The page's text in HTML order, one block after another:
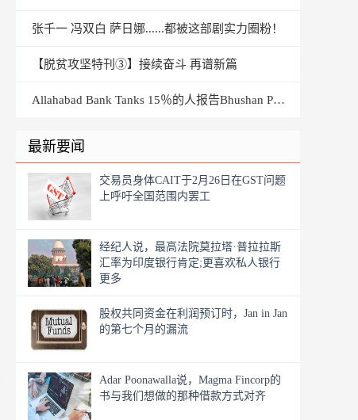
张千一 冯双白 萨日娜......都被这部剧实力圈粉！
【脱贫攻坚特刊③】接续奋斗 再谱新篇
Allahabad Bank Tanks 15％的人报告Bhushan Power＆Steel的1,775亿卢比
最新要闻
交易员身体CAIT于2月26日在GST问题
上呼吁全国范围内罢工
经纪人说，最高法院莫拉塔·普拉拉斯
汇率为印度银行肯定;更喜欢私人银行
更多
股权共同资金在利润预订时，Jan in Jan
的第七个月的漏流
Adar Poonawalla说，Magma Fincorp的
书与我们想做的那种借款方式对齐